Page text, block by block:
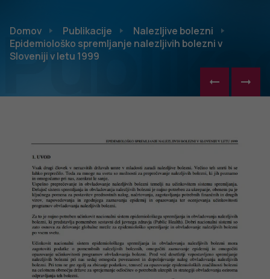
Domov Publikacije
Nalezljive bolezni
Epidemiološko spremljanje nalezljivih bolezni v
Sloveniji v letu 1999